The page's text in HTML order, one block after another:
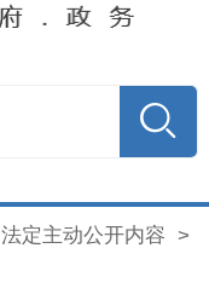
法定主动公开内容 >